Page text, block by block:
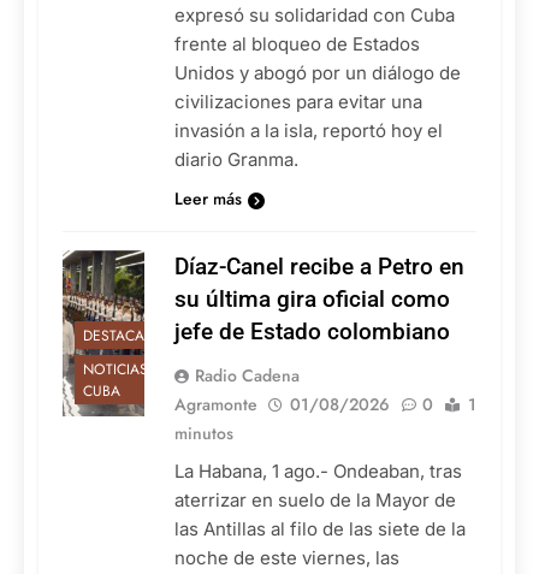
expresó su solidaridad con Cuba
frente al bloqueo de Estados
Unidos y abogó por un diálogo de
civilizaciones para evitar una
invasión a la isla, reportó hoy el
diario Granma.
Leer más
DESTACADAS
NOTICIAS DE
CUBA
Díaz-Canel recibe a Petro en
su última gira oficial como
jefe de Estado colombiano
Radio Cadena
Agramonte
01/08/2026 0
1
minutos
La Habana, 1 ago.- Ondeaban, tras
aterrizar en suelo de la Mayor de
las Antillas al filo de las siete de la
noche de este viernes, las